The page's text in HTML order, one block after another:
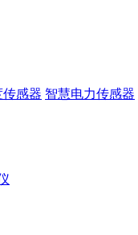
感器 智慧电力传感器